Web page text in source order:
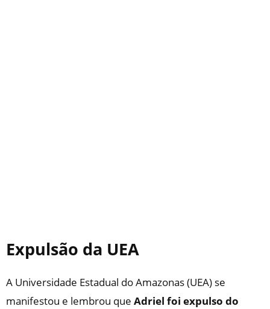
Expulsão da UEA
A Universidade Estadual do Amazonas (UEA) se
manifestou e lembrou que Adriel foi expulso do